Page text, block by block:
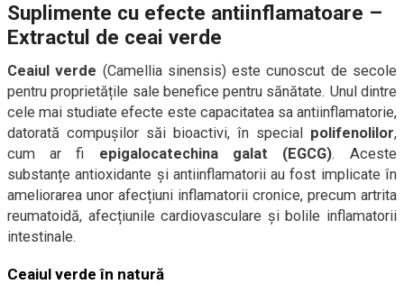
Suplimente cu efecte antiinflamatoare –
Extractul de ceai verde
Ceaiul verde (Camellia sinensis) este cunoscut de secole
pentru proprietățile sale benefice pentru sănătate. Unul dintre
cele mai studiate efecte este capacitatea sa antiinflamatorie,
datorată compușilor săi bioactivi, în special polifenolilor,
cum ar fi epigalocatechina galat (EGCG). Aceste
substanțe antioxidante și antiinflamatorii au fost implicate în
ameliorarea unor afecțiuni inflamatorii cronice, precum artrita
reumatoidă, afecțiunile cardiovasculare și bolile inflamatorii
intestinale.
Ceaiul verde în natură